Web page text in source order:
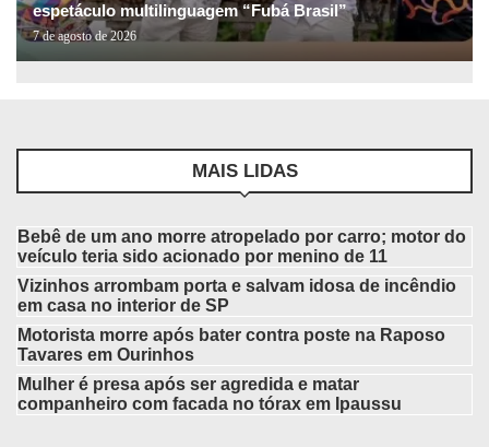
espetáculo multilinguagem “Fubá Brasil”
7 de agosto de 2026
MAIS LIDAS
Bebê de um ano morre atropelado por carro; motor do
veículo teria sido acionado por menino de 11
Vizinhos arrombam porta e salvam idosa de incêndio
em casa no interior de SP
Motorista morre após bater contra poste na Raposo
Tavares em Ourinhos
Mulher é presa após ser agredida e matar
companheiro com facada no tórax em Ipaussu